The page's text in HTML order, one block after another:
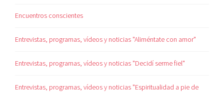
Encuentros conscientes
Entrevistas, programas, vídeos y noticias "Aliméntate con amor"
Entrevistas, programas, vídeos y noticias "Decidí serme fiel"
Entrevistas, programas, vídeos y noticias "Espiritualidad a pie de